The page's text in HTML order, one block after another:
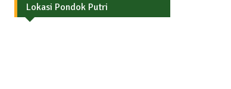
Lokasi Pondok Putri